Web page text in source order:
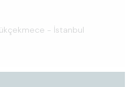
- İstanbul